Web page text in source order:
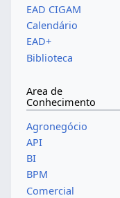
EAD CIGAM
Calendário
EAD+
Biblioteca
Area de
Conhecimento
Agronegócio
API
BI
BPM
Comercial